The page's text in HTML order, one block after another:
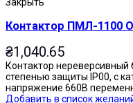
Закрыть
Контактор ПМЛ-1100
₴1,040.65
Контактор нереверсивный
степенью защиты IP00, с
напряжение 660В
Добавить в список